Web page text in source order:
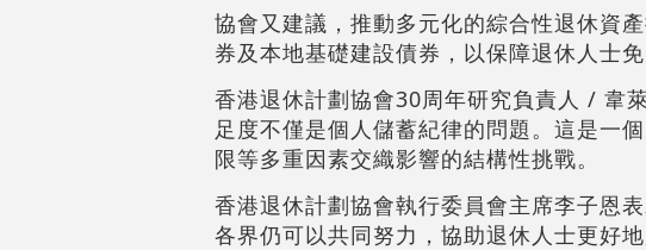
協會又建議，推動多元化的綜合性退休資
券及本地基礎建設債券，以保障退休人士免
香港退休計劃協會30周年研究負責人 / 韋
足度不僅是個人儲蓄紀律的問題。這是一
限等多重因素交織影響的結構性挑戰。
香港退休計劃協會執行委員會主席李子恩
各界仍可以共同努力，協助退休人士更好